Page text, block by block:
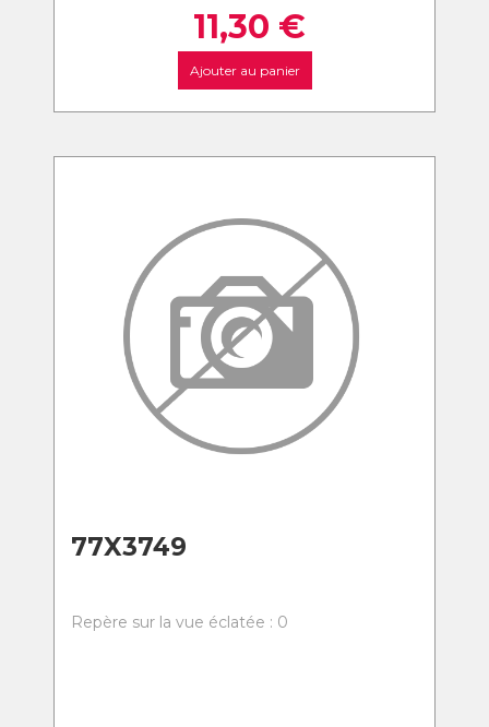
11,30 €
Ajouter au panier
77X3749
Repère sur la vue éclatée : 0